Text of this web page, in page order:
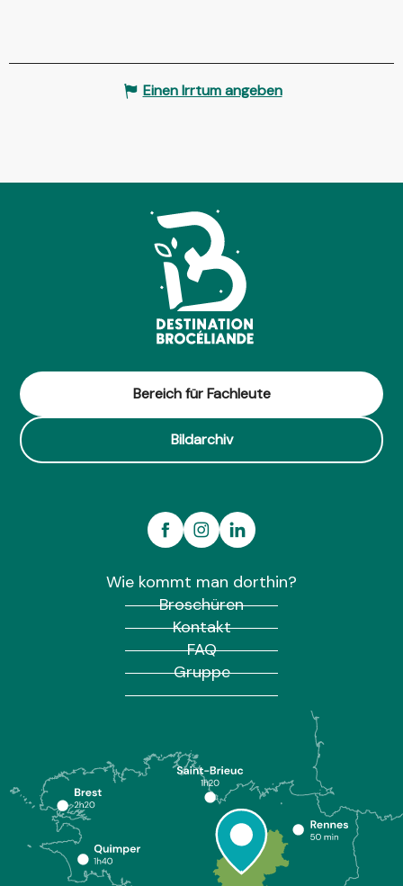
Einen Irrtum angeben
Bereich für Fachleute
Bildarchiv
Wie kommt man dorthin?
Broschüren
Kontakt
FAQ
Gruppe